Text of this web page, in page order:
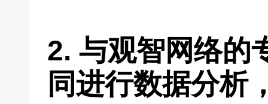
2. 与观智网络的
同进行数据分析